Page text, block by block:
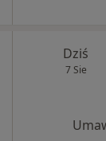
Dziś
7 Sie